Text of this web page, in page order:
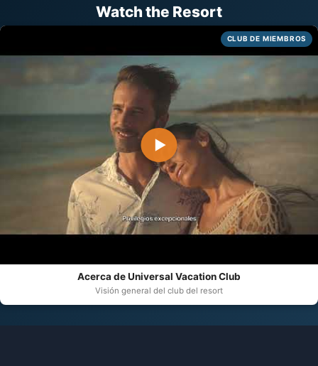
Watch the Resort
▶
CLUB DE MIEMBROS
Acerca de Universal Vacation Club
Visión general del club del resort